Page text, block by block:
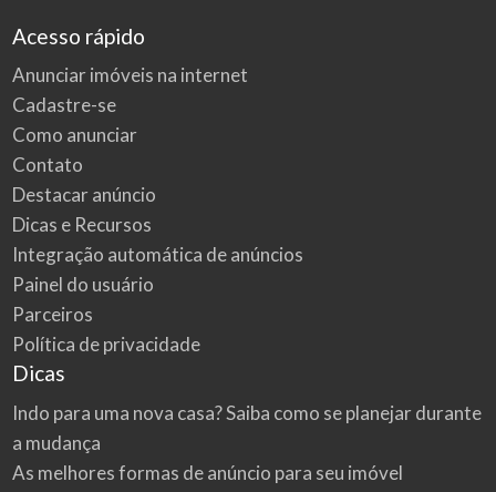
Acesso rápido
Anunciar imóveis na internet
Cadastre-se
Como anunciar
Contato
Destacar anúncio
Dicas e Recursos
Integração automática de anúncios
Painel do usuário
Parceiros
Política de privacidade
Dicas
Indo para uma nova casa? Saiba como se planejar durante
a mudança
As melhores formas de anúncio para seu imóvel